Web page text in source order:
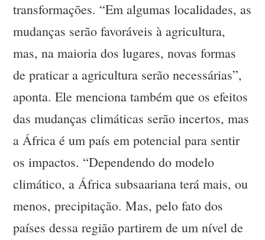
transformações. “Em algumas localidades, as
mudanças serão favoráveis à agricultura,
mas, na maioria dos lugares, novas formas
de praticar a agricultura serão necessárias”,
aponta. Ele menciona também que os efeitos
das mudanças climáticas serão incertos, mas
a África é um país em potencial para sentir
os impactos. “Dependendo do modelo
climático, a África subsaariana terá mais, ou
menos, precipitação. Mas, pelo fato dos
países dessa região partirem de um nível de